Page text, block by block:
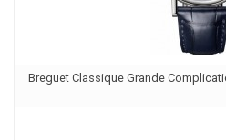
Breguet Classique Grande